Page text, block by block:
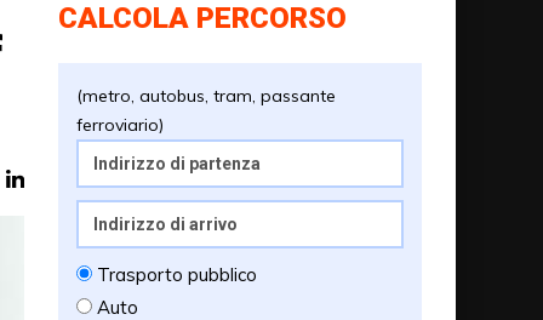
CALCOLA PERCORSO
(metro, autobus, tram, passante
ferroviario)
Trasporto pubblico
Auto